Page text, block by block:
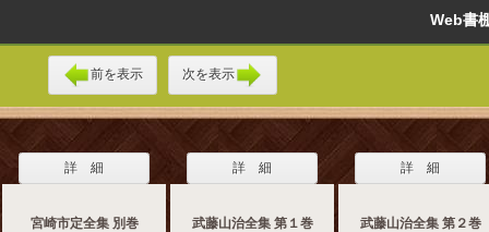
Web
前を表示 次を表示
詳 細
宮崎市定全集 別巻
詳 細
武藤山治全集 第１巻
詳 細
武藤山治全集 第２巻